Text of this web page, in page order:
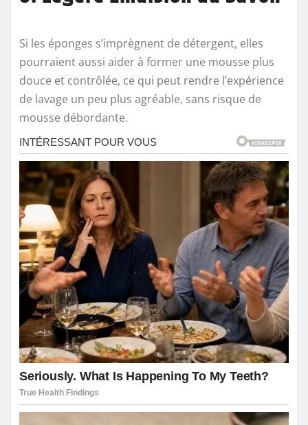
Si les éponges s’imprègnent de détergent, elles
pourraient aussi aider à former une mousse plus
douce et contrôlée, ce qui peut rendre l’expérience
de lavage un peu plus agréable, sans risque de
mousse débordante.